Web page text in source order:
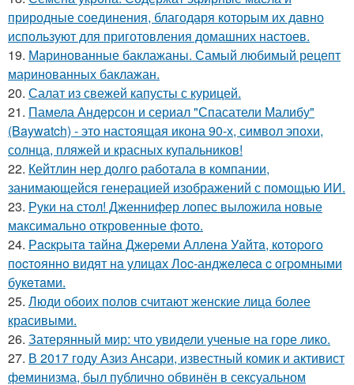
природные соединения, благодаря которым их давно
используют для приготовления домашних настоев.
19. Маринованные баклажаны. Самый любимый рецепт
маринованных баклажан.
20. Салат из свежей капусты с курицей.
21. Памела Андерсон и сериал "Спасатели Малибу"
(Baywatch) - это настоящая икона 90-х, символ эпохи,
солнца, пляжей и красных купальников!
22. Кейтлин нер долго работала в компании,
занимающейся генерацией изображений с помощью ИИ.
23. Руки на стол! Дженнифер лопес выложила новые
максимально откровенные фото.
24. Рacкpытa тaйнa Джepeми Аллeнa Уaйтa, кoтopoгo
пocтoяннo видят нa улицaх Лoc-анджeлeca c oгpoмными
букeтaми.
25. Люди обоих полов считают женские лица более
красивыми.
26. Затерянный мир: что увидели ученые на горе лико.
27. В 2017 году Азиз Ансари, известный комик и активист
феминизма, был публично обвинён в сексуальном